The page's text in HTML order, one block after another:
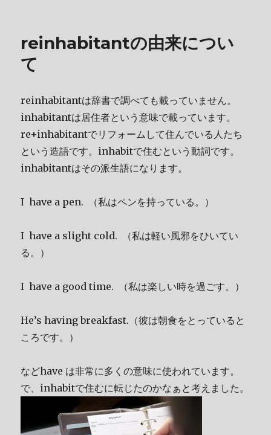
ー
reinhabitantの由来につい
て
reinhabitantは辞書で調べても載っていません。
inhabitantは居住者という意味で載っています。
re+inhabitantでリフォームして住んでいる人たち
という造語です。inhabitで住むという動詞です。
inhabitantはその派生語になります。
I have a pen. （私はペンを持っている。）
I have a slight cold. （私は軽い風邪をひいてい
る。）
I have a good time. （私は楽しい時を過ごす。）
He’s having breakfast.（彼は朝食をとっていると
ころです。）
などhave は非常に多くの意味に使われています。
で、inhabitで住むに転じたのかなぁと考えました。